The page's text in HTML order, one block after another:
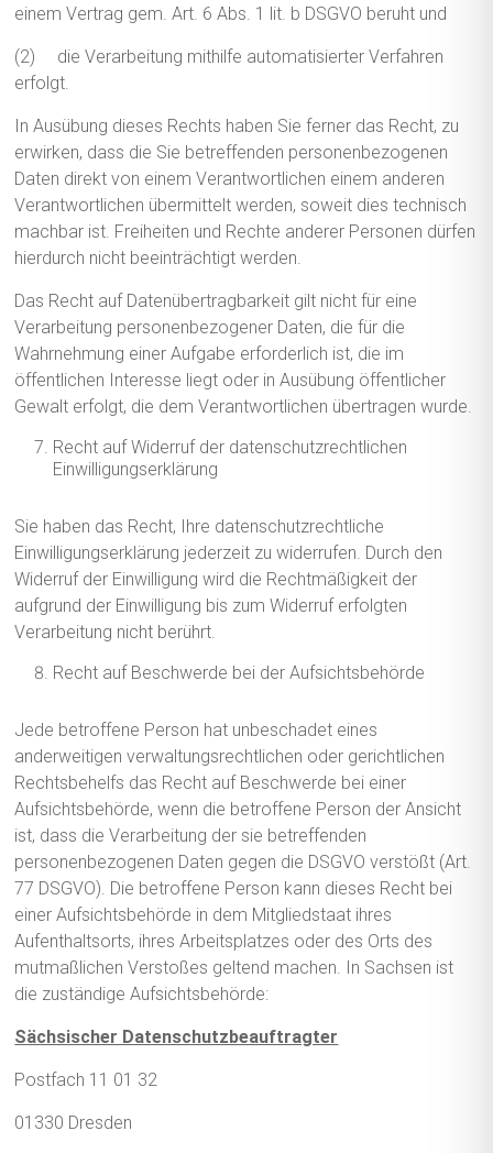
einem Vertrag gem. Art. 6 Abs. 1 lit. b DSGVO beruht und
(2) die Verarbeitung mithilfe automatisierter Verfahren
erfolgt.
In Ausübung dieses Rechts haben Sie ferner das Recht, zu
erwirken, dass die Sie betreffenden personenbezogenen
Daten direkt von einem Verantwortlichen einem anderen
Verantwortlichen übermittelt werden, soweit dies technisch
machbar ist. Freiheiten und Rechte anderer Personen dürfen
hierdurch nicht beeinträchtigt werden.
Das Recht auf Datenübertragbarkeit gilt nicht für eine
Verarbeitung personenbezogener Daten, die für die
Wahrnehmung einer Aufgabe erforderlich ist, die im
öffentlichen Interesse liegt oder in Ausübung öffentlicher
Gewalt erfolgt, die dem Verantwortlichen übertragen wurde.
Recht auf Widerruf der datenschutzrechtlichen
Einwilligungserklärung
Sie haben das Recht, Ihre datenschutzrechtliche
Einwilligungserklärung jederzeit zu widerrufen. Durch den
Widerruf der Einwilligung wird die Rechtmäßigkeit der
aufgrund der Einwilligung bis zum Widerruf erfolgten
Verarbeitung nicht berührt.
Recht auf Beschwerde bei der Aufsichtsbehörde
Jede betroffene Person hat unbeschadet eines
anderweitigen verwaltungsrechtlichen oder gerichtlichen
Rechtsbehelfs das Recht auf Beschwerde bei einer
Aufsichtsbehörde, wenn die betroffene Person der Ansicht
ist, dass die Verarbeitung der sie betreffenden
personenbezogenen Daten gegen die DSGVO verstößt (Art.
77 DSGVO). Die betroffene Person kann dieses Recht bei
einer Aufsichtsbehörde in dem Mitgliedstaat ihres
Aufenthaltsorts, ihres Arbeitsplatzes oder des Orts des
mutmaßlichen Verstoßes geltend machen. In Sachsen ist
die zuständige Aufsichtsbehörde:
Sächsischer Datenschutzbeauftragter
Postfach 11 01 32
01330 Dresden